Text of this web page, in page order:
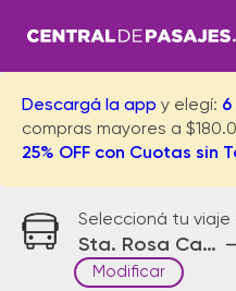
Descargá la app y elegí: 6
compras mayores a
25% OFF con Cuotas sin
Seleccioná tu viaje
Sta. Rosa Calamuchita
Modificar